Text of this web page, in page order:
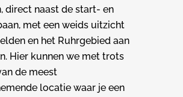
direct naast de start- en
met een weids uitzicht
en het Ruhrgebied aan
Hier kunnen we met trots
de meest
locatie waar je een